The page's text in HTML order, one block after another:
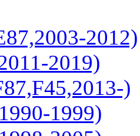
2012)
2019)
)
1999)